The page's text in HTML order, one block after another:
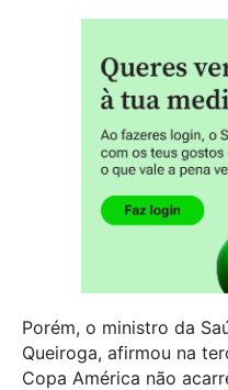
Porém, o ministro da
Queiroga, afirmou na
Copa América não